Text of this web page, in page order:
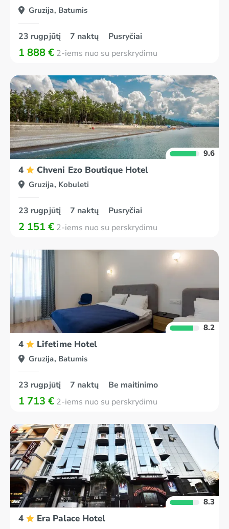
Gruzija, Batumis
23 rugpjūtį 7 naktų Pusryčiai
1 888 € 2-iems nuo su perskrydimu
9.6
4 Chveni Ezo Boutique Hotel
Gruzija, Kobuleti
23 rugpjūtį 7 naktų Pusryčiai
2 151 € 2-iems nuo su perskrydimu
8.2
4 Lifetime Hotel
Gruzija, Batumis
23 rugpjūtį 7 naktų Be maitinimo
1 713 € 2-iems nuo su perskrydimu
8.3
4 Era Palace Hotel